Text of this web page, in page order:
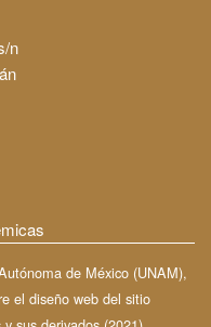
n
de México (UNAM),
el diseño web del sitio